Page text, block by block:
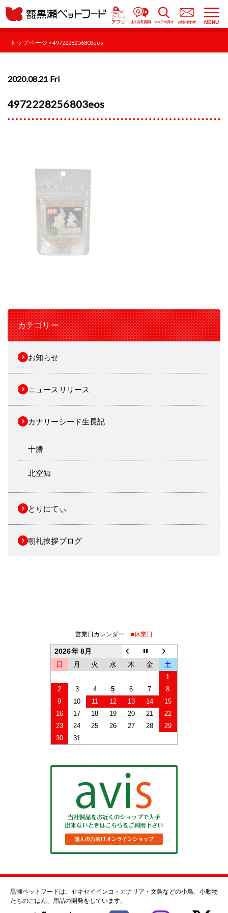
MENU
トップページ > 4972228256803eos
2020.08.21 Fri
4972228256803eos
カテゴリー
お知らせ
ニュースリリース
カナリーシード生長記
十勝
北空知
とりにてぃ
朝礼挨拶ブログ
営業日カレンダー ■休業日
2026年 8月
日
月 火 水 木 金 土
1
2
3 4 5 6 7
8
9
10 11 12 13 14
15
16
17 18 19 20 21
22
23
24 25 26 27 28
29
30
31
黒瀬ペットフードは、セキセイインコ・カナリア・文鳥などの小鳥、小動物
たちのごはん、用品の開発をしています。